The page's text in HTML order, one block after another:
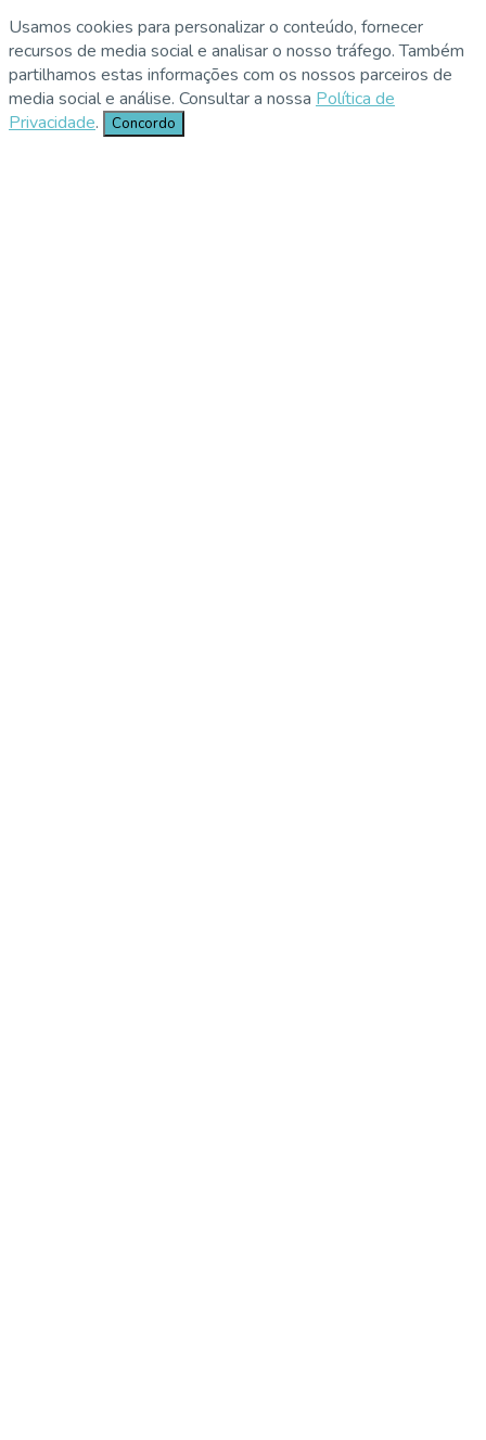
Usamos cookies para personalizar o conteúdo, fornecer
recursos de media social e analisar o nosso tráfego. Também
partilhamos estas informações com os nossos parceiros de
media social e análise. Consultar a nossa Política de
Privacidade. Concordo